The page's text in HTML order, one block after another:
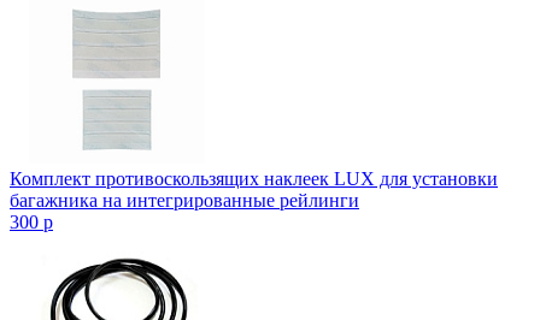
Комплект противоскользящих наклеек LUX для установки
багажника на интегрированные рейлинги
300 p